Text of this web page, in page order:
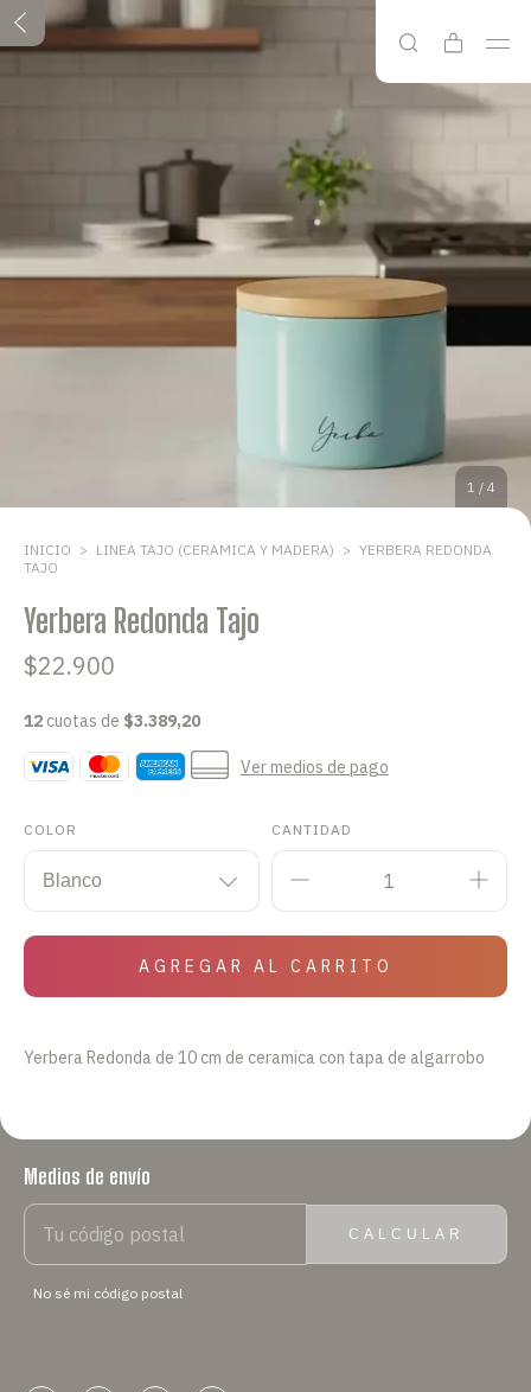
1 / 4
INICIO > LINEA TAJO (CERAMICA Y MADERA) > YERBERA REDONDA
TAJO
Yerbera Redonda Tajo
$22.900
12 cuotas de $3.389,20
Ver medios de pago
COLOR CANTIDAD
Yerbera Redonda de 10 cm de ceramica con tapa de algarrobo
ENTREGAS PARA EL CP:
Medios de envío
CALCULAR
No sé mi código postal